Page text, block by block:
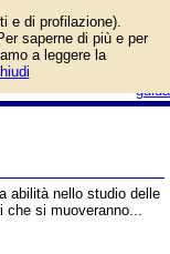
guida
prezzo di vendita.
Prodotto da Dal Tenda
abilità nello studio delle
che si muoveranno...
e di profilazione).
saperne di più e per
a leggere la